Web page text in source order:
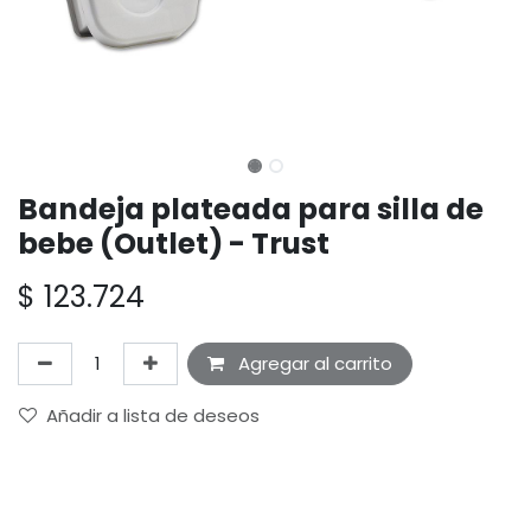
Bandeja plateada para silla de
bebe (Outlet) - Trust
$ 123.724
Agregar al carrito
Añadir a lista de deseos